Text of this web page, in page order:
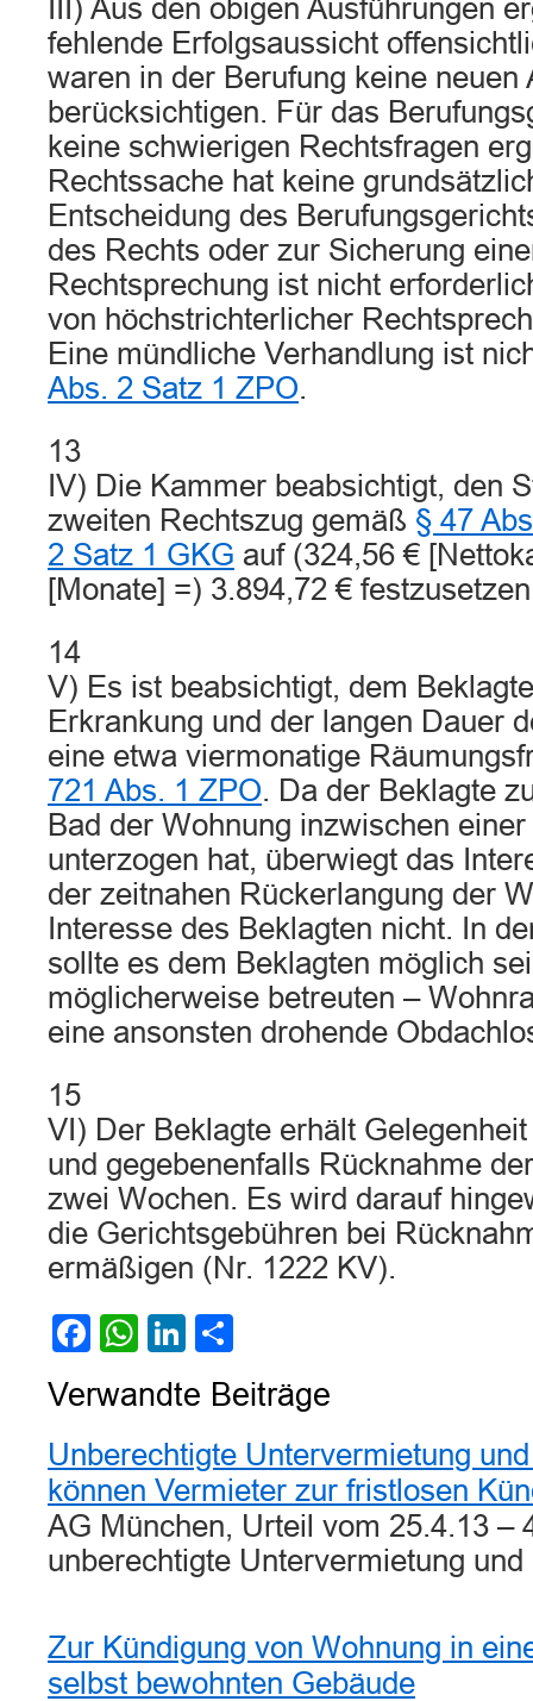
III) Aus den obigen Ausführungen
fehlende Erfolgsaussicht
waren in der Berufung keine neuen
berücksichtigen. Für das
keine schwierigen Rechtsfragen
Rechtssache hat keine
Entscheidung des
des Rechts oder zur Sicherung
Rechtsprechung ist nicht
von höchstrichterlicher
Eine mündliche Verhandlung ist
Abs. 2 Satz 1 ZPO.
13
IV) Die Kammer beabsichtigt, den
zweiten Rechtszug gemäß § 47
2 Satz 1 GKG auf (324,56 €
[Monate] =) 3.894,72 €
14
V) Es ist beabsichtigt, dem
Erkrankung und der langen Dauer
eine etwa viermonatige
721 Abs. 1 ZPO. Da der Beklagte
Bad der Wohnung inzwischen
unterzogen hat, überwiegt das
der zeitnahen Rückerlangung der
Interesse des Beklagten nicht. In
sollte es dem Beklagten möglich
möglicherweise betreuten –
eine ansonsten drohende
15
VI) Der Beklagte erhält
und gegebenenfalls Rücknahme
zwei Wochen. Es wird darauf
die Gerichtsgebühren bei
ermäßigen (Nr. 1222 KV).
Facebook
WhatsApp
LinkedIn
Verwandte Beiträge
Unberechtigte Untervermietung
können Vermieter zur fristlosen
AG München, Urteil vom 25.4.13 –
unberechtigte Untervermietung
Zur Kündigung von Wohnung in
selbst bewohnten Gebäude